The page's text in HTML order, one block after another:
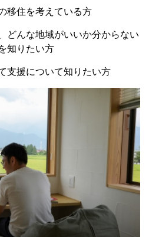
移住を考えている方
どんな地域がいいか分からない
知りたい方
支援について知りたい方